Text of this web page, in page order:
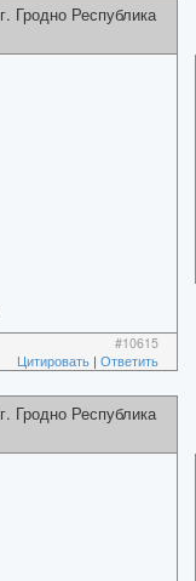
Гродно Республика
#10615
Цитировать | Ответить
Гродно Республика